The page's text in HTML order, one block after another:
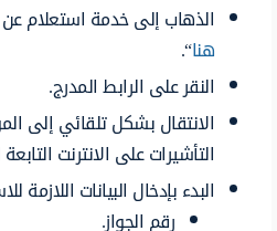
الذهاب إلى خدمة استعلام عن
هنا“.
النقر على الرابط المدرج.
الانتقال بشكل تلقائي إلى
التأشيرات على الانترنت
البدء بإدخال البيانات اللازمة
رقم الجواز.